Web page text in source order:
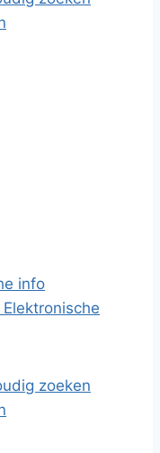
info
zoeken